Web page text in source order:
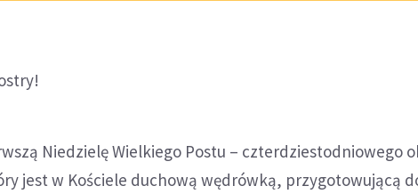
Niedzielę Wielkiego Postu – czterdziestodniowego
jest w Kościele duchową wędrówką, przygotowującą